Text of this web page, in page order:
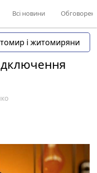
Всі новини
і житомиряни